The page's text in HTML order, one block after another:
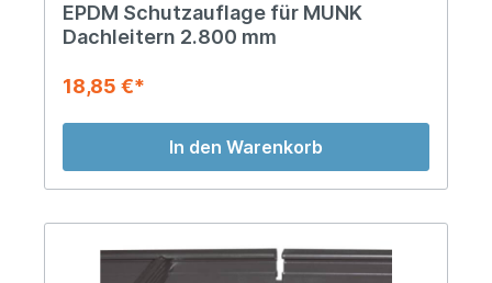
EPDM Schutzauflage für MUNK
Dachleitern 2.800 mm
18,85 €*
In den Warenkorb